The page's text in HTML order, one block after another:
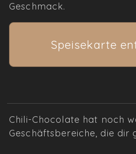
Geschmack.
Speisekarte
Chili-Chocolate hat noch
Geschäftsbereiche, die dir